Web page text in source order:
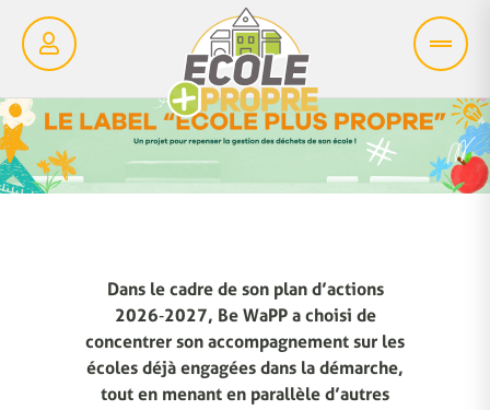
Dans le cadre de son plan d’actions
2026‑2027, Be WaPP a choisi de
concentrer son accompagnement sur les
écoles déjà engagées dans la démarche,
tout en menant en parallèle d’autres